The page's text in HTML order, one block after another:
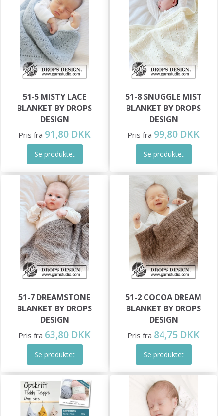
51-5 MISTY LACE
BLANKET BY DROPS
DESIGN
Pris fra 91,80 DKK
Se produktet
51-8 SNUGGLE MIST
BLANKET BY DROPS
DESIGN
Pris fra 99,80 DKK
Se produktet
51-7 DREAMSTONE
BLANKET BY DROPS
DESIGN
Pris fra 63,80 DKK
Se produktet
51-2 COCOA DREAM
BLANKET BY DROPS
DESIGN
Pris fra 84,75 DKK
Se produktet